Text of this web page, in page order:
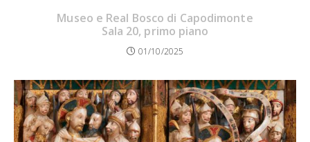
Museo e Real Bosco di Capodimonte
Sala 20, primo piano
01/10/2025